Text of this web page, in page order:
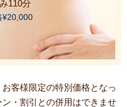
110分
客様限定の特別価格となっ
・割引との併用はできませ